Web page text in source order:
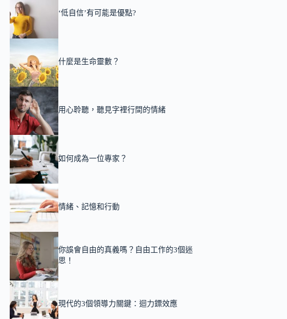
‘低自信’有可能是優點?
什麼是生命靈數？
用心聆聽，聽見字裡行間的情緒
如何成為一位專家？
情緒、記憶和行動
你誤會自由的真義嗎？自由工作的3個迷
思！
現代的3個領導力關鍵：迴力鏢效應